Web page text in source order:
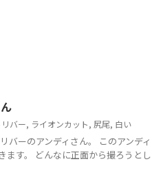
バー, ライオンカット, 尻尾, 白い
バーのアンディさん。 このアンディ
ます。 どんなに正面から撮ろうとし